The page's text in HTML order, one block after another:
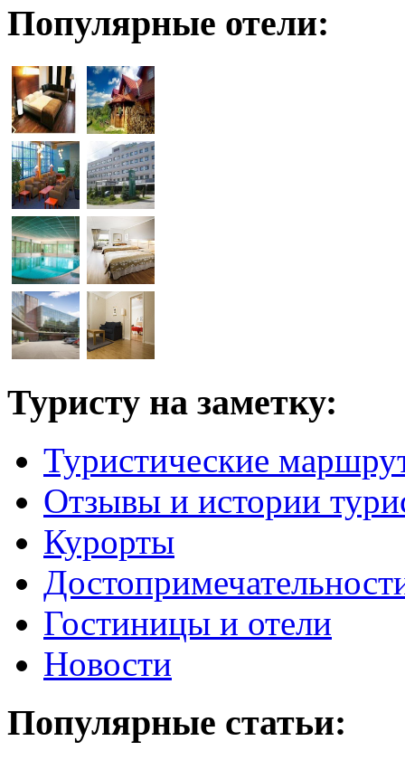
Популярные отели:
Туристу на заметку:
Туристические
Отзывы и истории
Курорты
Гостиницы и отели
Новости
Популярные статьи: